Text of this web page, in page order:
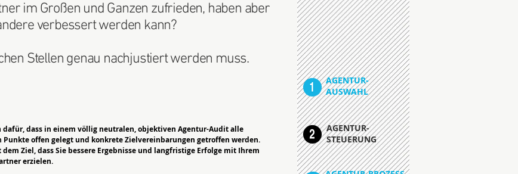
im Großen und Ganzen zufrieden, haben aber
verbessert werden kann?
Stellen genau nachjustiert werden muss.
dafür, dass in einem völlig neutralen, objektiven Agentur-Audit alle
Punkte offen gelegt und konkrete Zielvereinbarungen getroffen werden.
Ziel, dass Sie bessere Ergebnisse und langfristige Erfolge mit Ihrem
erzielen.
AGENTUR-
STEUERUNG
AGENTUR-
AUSWAHL